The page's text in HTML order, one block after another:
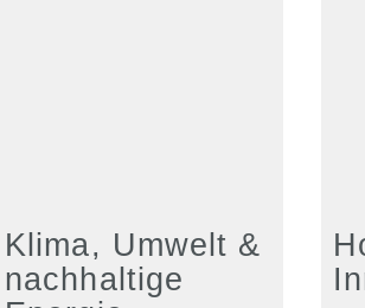
Klima, Umwelt &
nachhaltige